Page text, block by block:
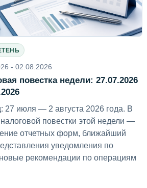
- 02.08.2026
повестка недели: 27.07.2026
27 июля — 2 августа 2026 года. В
повестки этой недели —
отчетных форм, ближайший
уведомления по
рекомендации по операциям